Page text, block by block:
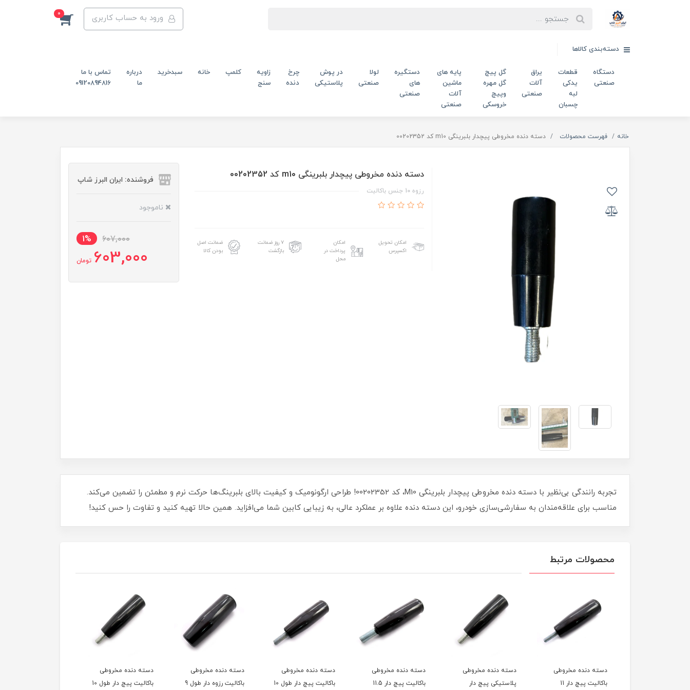
ورود به حساب کاربری 0
دسته‌بندی کالاها
دستگاه
صنعتی
قطعات
یدکی
لبه
چسبان
یراق
آلات
صنعتی
گل پیچ
گل مهره
وپیچ
خروسکی
پایه های
ماشین
آلات
صنعتی
دستگیره
های
صنعتی
لولا
صنعتی
در پوش
پلاستیکی
چرخ
دنده
زاویه
سنج
کلمپ خانه سبدخرید
درباره
ما
تماس با ما
09120894816
خانه فهرست محصولات دسته دنده مخروطی پیچدار بلبرینگی m10 کد 00202352
دسته دنده مخروطی پیچدار بلبرینگی m10 کد 00202352
رزوه 10 جنس باکالیت
امکان تحویل
اکسپرس
امکان
پرداخت در
محل
۷ روز ضمانت
بازگشت
ضمانت اصل
بودن کالا
فروشنده: ایران البرز شاپ
ناموجود
607,000
1%
603,000 تومان
تجربه رانندگی بی‌نظیر با دسته دنده مخروطی پیچدار بلبرینگی M10، کد 00202352! طراحی ارگونومیک و کیفیت بالای بلبرینگ‌ها حرکت نرم و مطمئن را تضمین می‌کند.
مناسب برای علاقه‌مندان به سفارشی‌سازی خودرو، این دسته دنده علاوه بر عملکرد عالی، به زیبایی کابین شما می‌افزاید. همین حالا تهیه کنید و تفاوت را حس کنید!
محصولات مرتبط
دسته دنده مخروطی
پلاستیکی پیچ دار
دسته دنده مخروطی
باکالیت پیچ دار 11.5
دسته دنده مخروطی
دسته دنده مخروطی
باکالیت رزوه دار طول 9
دسته دنده مخروطی
باکالیت پیچ دار طول 10
دسته دنده مخروطی
باکالیت پیچ دار 11